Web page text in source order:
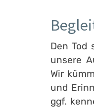
Den Tod
unsere
Wir
und
ggf.